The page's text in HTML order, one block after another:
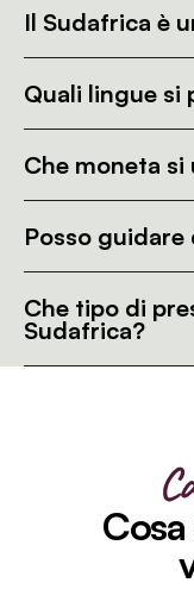
Il Sudafrica è
Quali lingue si
Che moneta si
Posso
Che tipo di
Sudafrica?